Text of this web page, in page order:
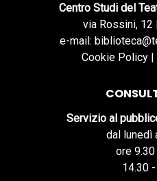
Centro Studi del
via Rossini, 12
e-mail:
Cookie Policy |
Servizio al
dal lunedì
ore
14.30